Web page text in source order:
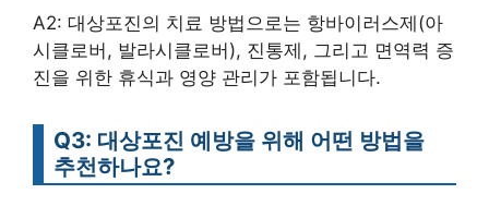
A2: 대상포진의 치료 방법으로는 항바이러스제(아
시클로버, 발라시클로버), 진통제, 그리고 면역력 증
진을 위한 휴식과 영양 관리가 포함됩니다.
Q3: 대상포진 예방을 위해 어떤 방법을
추천하나요?